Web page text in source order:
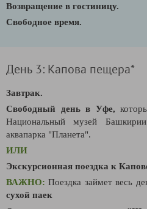
Возвращение в гостиницу.
Свободное время.
День 3: Капова пещера*
Завтрак.
Свободный день в Уфе,
Национальный музей
аквапарка "Планета".
ИЛИ
Экскурсионная поездка к
ВАЖНО: Поездка займет весь
сухой паек